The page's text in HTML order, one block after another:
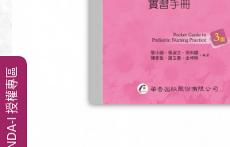
NANDA-I 授權專區